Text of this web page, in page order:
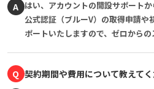
A はい、アカウントの開設サポートか
公式認証（ブルーV）の取得申請や
ポートいたしますので、ゼロからの
Q 契約期間や費用について教えてく